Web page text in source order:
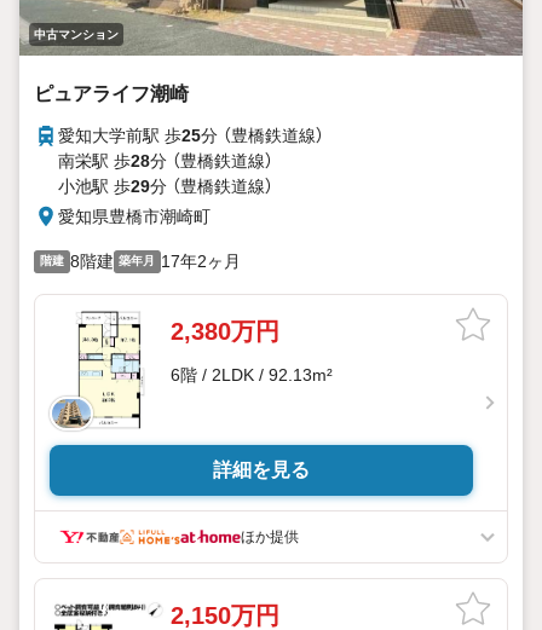
中古マンション
ピュアライフ潮崎
愛知大学前駅 歩25分 （豊橋鉄道線）
南栄駅 歩28分 （豊橋鉄道線）
小池駅 歩29分 （豊橋鉄道線）
愛知県豊橋市潮崎町
階建 8階建 築年月 17年2ヶ月
2,380万円
6階 / 2LDK / 92.13m²
詳細を見る
ほか提供
2,150万円